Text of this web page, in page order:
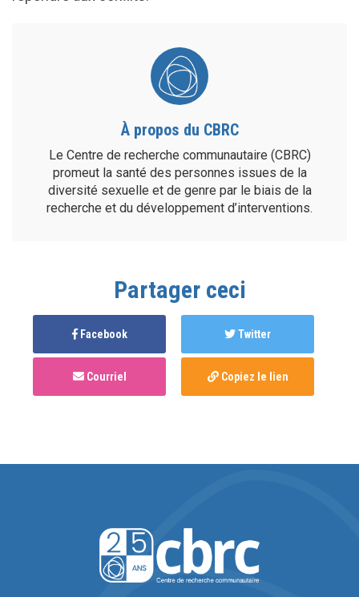
À propos du CBRC
Le Centre de recherche communautaire (CBRC)
promeut la santé des personnes issues de la
diversité sexuelle et de genre par le biais de la
recherche et du développement d’interventions.
Partager ceci
Facebook Twitter
Courriel Copiez le lien